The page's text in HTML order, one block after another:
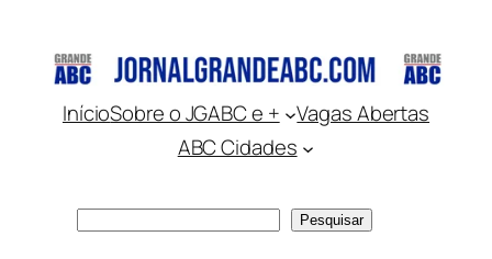
conteúdo
InícioSobre o JGABC e +
Vagas Abertas
ABC Cidades
Pesquisar